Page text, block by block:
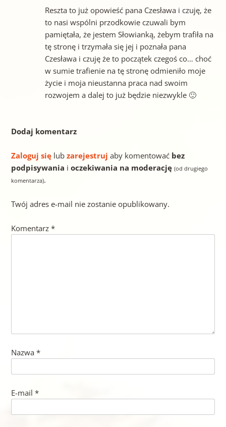
Reszta to już opowieść pana Czesława i czuję, że
to nasi wspólni przodkowie czuwali bym
pamiętała, że jestem Słowianką, żebym trafiła na
tę stronę i trzymała się jej i poznała pana
Czesława i czuję że to początek czegoś co… choć
w sumie trafienie na tę stronę odmieniło moje
życie i moja nieustanna praca nad swoim
rozwojem a dalej to już będzie niezwykle 🙂
Dodaj komentarz
Zaloguj sięlub zarejestruj aby komentować bez
podpisywania i oczekiwania na moderację (od drugiego
komentarza).
Twój adres e-mail nie zostanie opublikowany.
Komentarz *
Nazwa *
E-mail *